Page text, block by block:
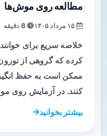
مطالعه روی موش‌ها
8 دقیقه
خلاصه سریع برای
کرده که گروهی از
ممکن است به حفظ
کنند. در آزمایش روی
بیشتر بخوانید